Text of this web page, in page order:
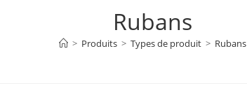
Rubans
> Produits > Types de produit > Rubans